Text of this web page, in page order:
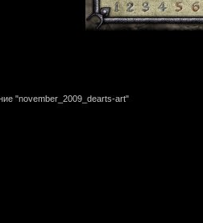
"november_2009_dearts-art"